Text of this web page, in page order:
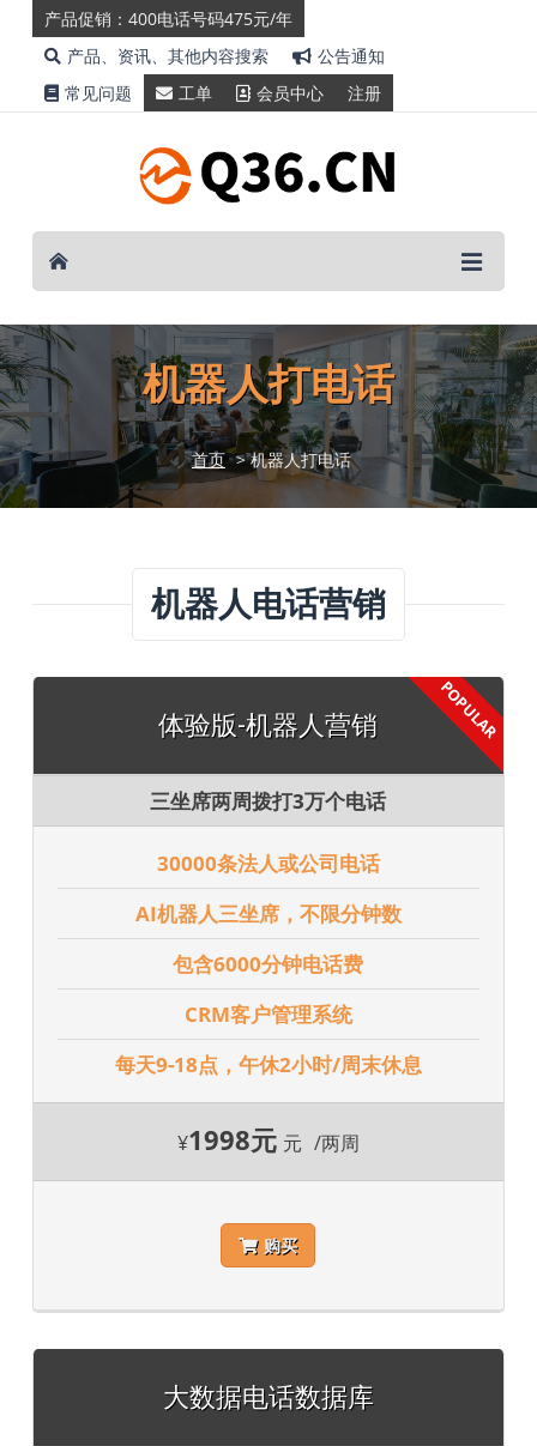
产品促销：400电话号码475元/年
产品、资讯、其他内容搜索
公告通知
常见问题
工单 会员中心 注册
机器人打电话
首页 > 机器人打电话
机器人电话营销
体验版-机器人营销
三坐席两周拨打3万个电话
30000条法人或公司电话
AI机器人三坐席，不限分钟数
包含6000分钟电话费
CRM客户管理系统
每天9-18点，午休2小时/周末休息
¥1998元 元 /两周
购买
大数据电话数据库